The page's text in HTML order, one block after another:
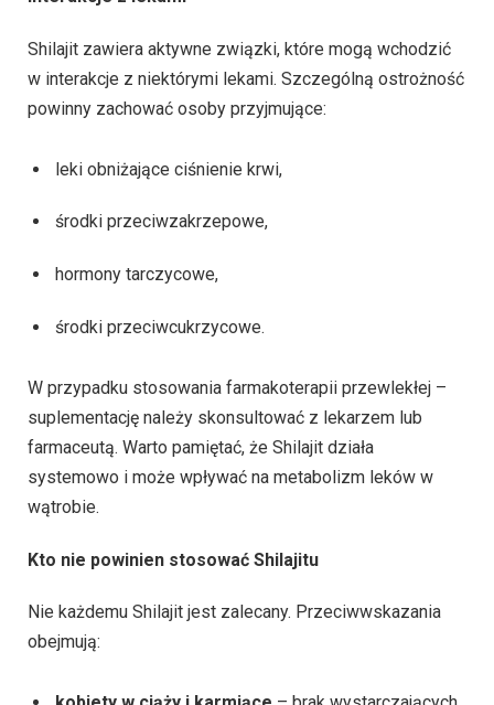
Shilajit zawiera aktywne związki, które mogą wchodzić
w interakcje z niektórymi lekami. Szczególną ostrożność
powinny zachować osoby przyjmujące:
leki obniżające ciśnienie krwi,
środki przeciwzakrzepowe,
hormony tarczycowe,
środki przeciwcukrzycowe.
W przypadku stosowania farmakoterapii przewlekłej –
suplementację należy skonsultować z lekarzem lub
farmaceutą. Warto pamiętać, że Shilajit działa
systemowo i może wpływać na metabolizm leków w
wątrobie.
Kto nie powinien stosować Shilajitu
Nie każdemu Shilajit jest zalecany. Przeciwwskazania
obejmują: